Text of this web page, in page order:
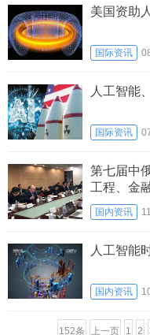
美国资助
国际资讯
人工智能
国际资讯
第七届中
工程、金
国内资讯
人工智能
国内资讯
152条 上一页 1 2